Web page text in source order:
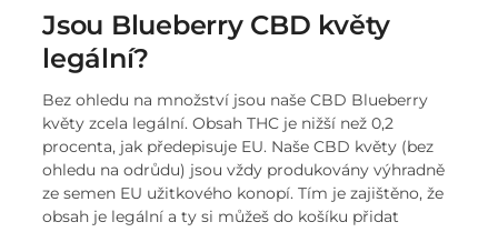
Jsou Blueberry CBD květy
legální?
Bez ohledu na množství jsou naše CBD Blueberry
květy zcela legální. Obsah THC je nižší než 0,2
procenta, jak předepisuje EU. Naše CBD květy (bez
ohledu na odrůdu) jsou vždy produkovány výhradně
ze semen EU užitkového konopí. Tím je zajištěno, že
obsah je legální a ty si můžeš do košíku přidat